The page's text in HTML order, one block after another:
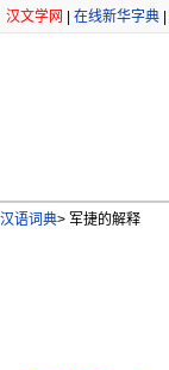
汉文学网 在线新华字典
汉语词典> 军捷的解释